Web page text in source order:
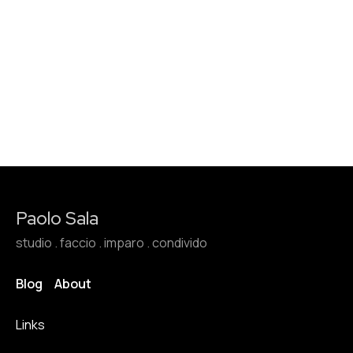
Paolo Sala
studio . faccio . imparo . condivido
Blog About
Links